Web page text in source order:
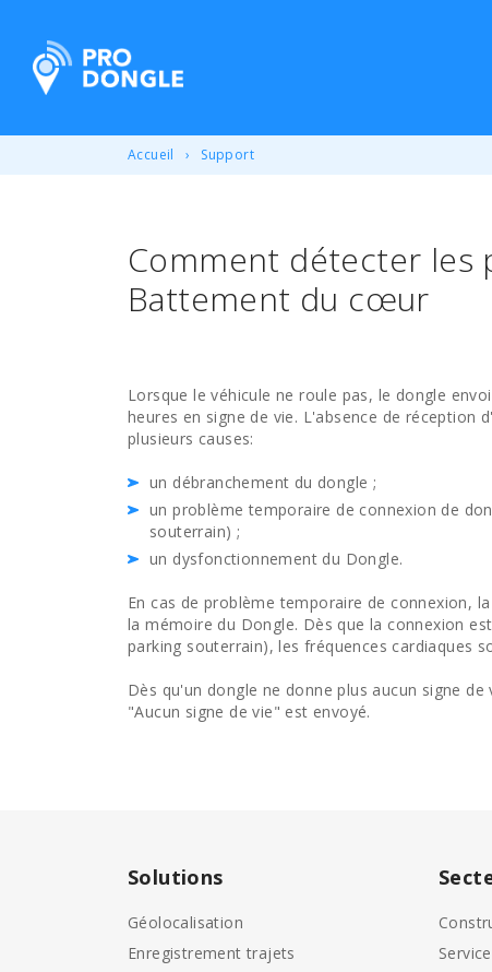
ProDongle Géolocalisation
Accueil Support
Comment détecter les
Battement du cœur
Lorsque le véhicule ne roule pas, le dongle
heures en signe de vie. L'absence de
plusieurs causes:
un débranchement du dongle ;
un problème temporaire de connexion de
souterrain) ;
un dysfonctionnement du Dongle.
En cas de problème temporaire de connexion,
la mémoire du Dongle. Dès que la connexion
parking souterrain), les fréquences cardiaques
Dès qu'un dongle ne donne plus aucun signe
"Aucun signe de vie" est envoyé.
Solutions
Géolocalisation
Enregistrement trajets